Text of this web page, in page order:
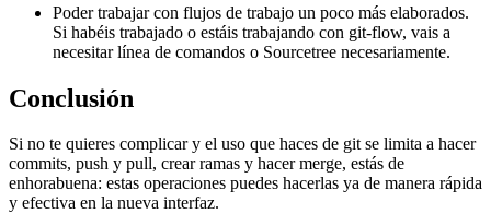
Poder trabajar con flujos de trabajo un poco más elaborados.
Si habéis trabajado o estáis trabajando con git-flow, vais a
necesitar línea de comandos o Sourcetree necesariamente.
Conclusión
Si no te quieres complicar y el uso que haces de git se limita a hacer
commits, push y pull, crear ramas y hacer merge, estás de
enhorabuena: estas operaciones puedes hacerlas ya de manera rápida
y efectiva en la nueva interfaz.